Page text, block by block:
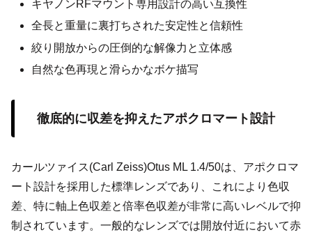
キヤノンRFマウント専用設計の高い互換性
全長と重量に裏打ちされた安定性と信頼性
絞り開放からの圧倒的な解像力と立体感
自然な色再現と滑らかなボケ描写
徹底的に収差を抑えたアポクロマート設計
カールツァイス(Carl Zeiss)Otus ML 1.4/50は、アポクロマ
ート設計を採用した標準レンズであり、これにより色収
差、特に軸上色収差と倍率色収差が非常に高いレベルで抑
制されています。一般的なレンズでは開放付近において赤